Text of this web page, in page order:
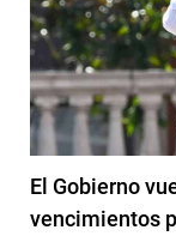
El Gobierno
vencimientos